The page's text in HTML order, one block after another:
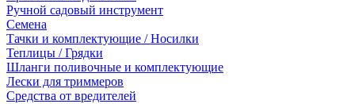
Ручной садовый инструмент
Семена
Тачки и комплектующие / Носилки
Теплицы / Грядки
Шланги поливочные и комплектующие
Лески для триммеров
Средства от вредителей